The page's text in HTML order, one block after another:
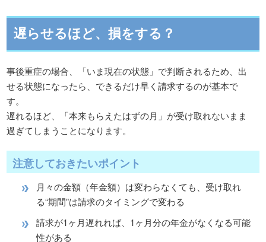
遅らせるほど、損をする？
事後重症の場合、「いま現在の状態」で判断されるため、出
せる状態になったら、できるだけ早く請求するのが基本で
す。
遅れるほど、「本来もらえたはずの月」が受け取れないまま
過ぎてしまうことになります。
注意しておきたいポイント
月々の金額（年金額）は変わらなくても、受け取れ
る“期間”は請求のタイミングで変わる
請求が1ヶ月遅れれば、1ヶ月分の年金がなくなる可能
性がある